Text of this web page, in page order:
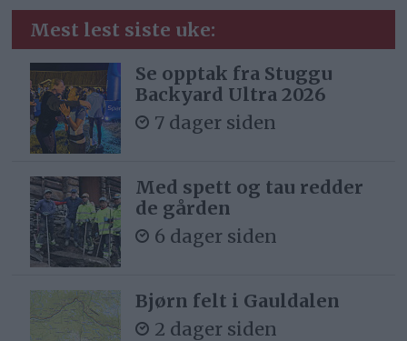
Mest lest siste uke:
Se opptak fra Stuggu
Backyard Ultra 2026
7 dager siden
Med spett og tau redder
de gården
6 dager siden
Bjørn felt i Gauldalen
2 dager siden